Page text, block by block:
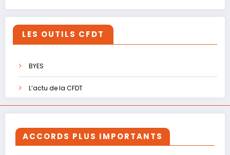
LES OUTILS CFDT
BYES
L’actu de la CFDT
ACCORDS PLUS IMPORTANTS